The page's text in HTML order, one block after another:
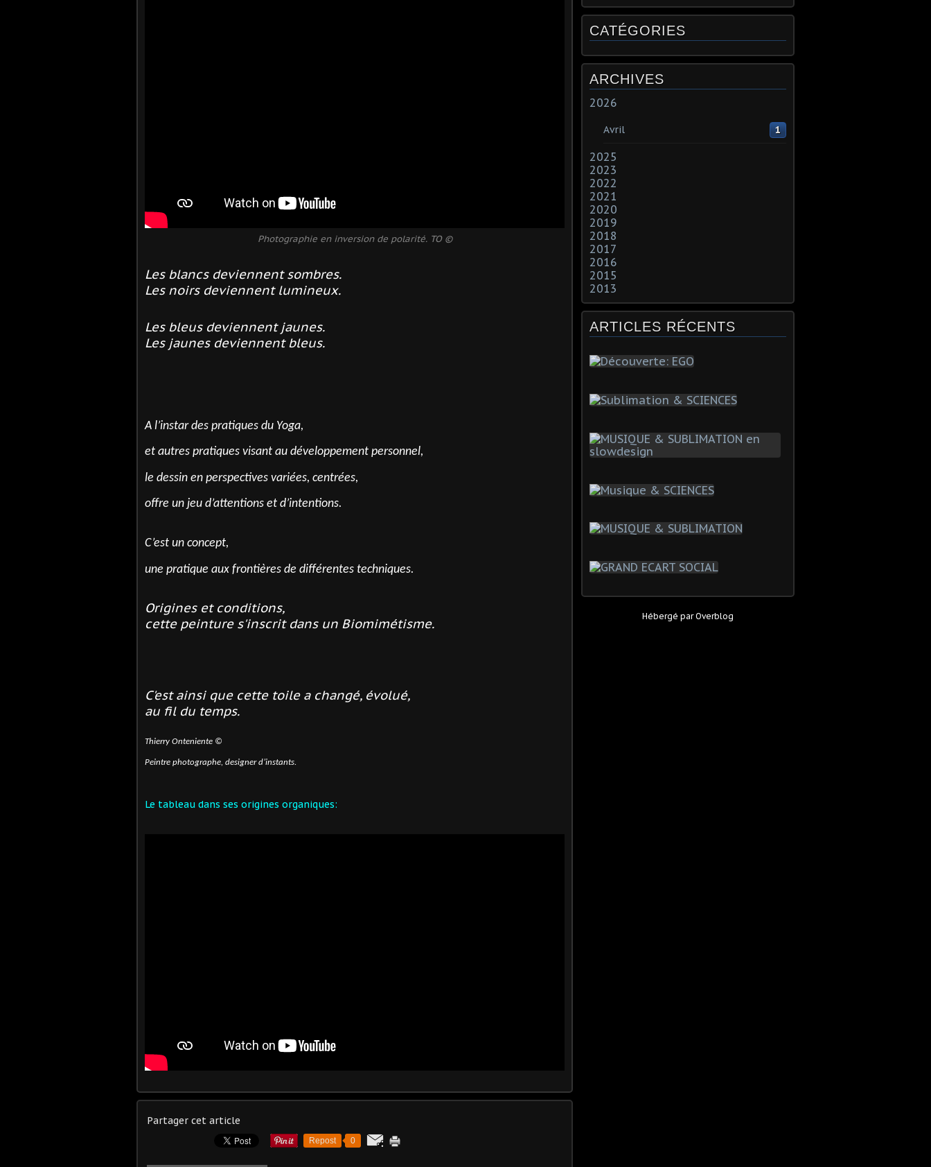
Photographie en inversion de polarité. TO ©
Les blancs deviennent sombres.
Les noirs deviennent lumineux.
Les bleus deviennent jaunes.
Les jaunes deviennent bleus.
A l’instar des pratiques du Yoga,
et autres pratiques visant au développement personnel,
le dessin en perspectives variées, centrées,
offre un jeu d’attentions et d’intentions.
C’est un concept,
une pratique aux frontières de différentes techniques.
Origines et conditions,
cette peinture s'inscrit dans un Biomimétisme.
C'est ainsi que cette toile a changé, évolué,
au fil du temps.
Thierry Onteniente ©
Peintre photographe, designer d’instants.
Le tableau dans ses origines organiques:
Partager cet article
Repost 0
CATÉGORIES
ARCHIVES
2026
Avril 1
2025
2023
2022
2021
2020
2019
2018
2017
2016
2015
2013
ARTICLES RÉCENTS
Hébergé parOverblog